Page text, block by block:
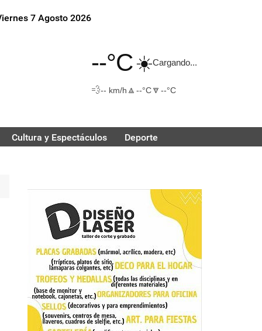
7 Agosto 2026
--°C☀️Cargando...
💨-- km/h 🔼 --°C🔽 --°C
Cultura y Espectáculos Deporte